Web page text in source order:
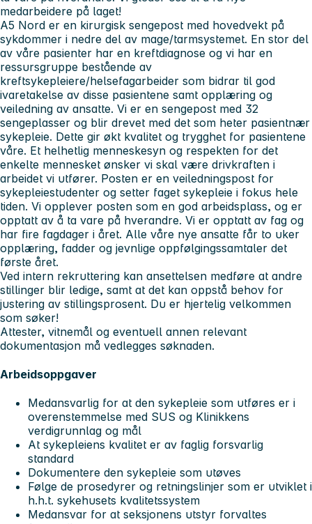
medarbeidere på laget!
A5 Nord er en kirurgisk sengepost med hovedvekt på
sykdommer i nedre del av mage/tarmsystemet. En stor del
av våre pasienter har en kreftdiagnose og vi har en
ressursgruppe bestående av
kreftsykepleiere/helsefagarbeider som bidrar til god
ivaretakelse av disse pasientene samt opplæring og
veiledning av ansatte. Vi er en sengepost med 32
sengeplasser og blir drevet med det som heter pasientnær
sykepleie. Dette gir økt kvalitet og trygghet for pasientene
våre. Et helhetlig menneskesyn og respekten for det
enkelte mennesket ønsker vi skal være drivkraften i
arbeidet vi utfører. Posten er en veiledningspost for
sykepleiestudenter og setter faget sykepleie i fokus hele
tiden. Vi opplever posten som en god arbeidsplass, og er
opptatt av å ta vare på hverandre. Vi er opptatt av fag og
har fire fagdager i året. Alle våre nye ansatte får to uker
opplæring, fadder og jevnlige oppfølgingssamtaler det
første året.
Ved intern rekruttering kan ansettelsen medføre at andre
stillinger blir ledige, samt at det kan oppstå behov for
justering av stillingsprosent. Du er hjertelig velkommen
som søker!
Attester, vitnemål og eventuell annen relevant
dokumentasjon må vedlegges søknaden.
Arbeidsoppgaver
Medansvarlig for at den sykepleie som utføres er i
overenstemmelse med SUS og Klinikkens
verdigrunnlag og mål
At sykepleiens kvalitet er av faglig forsvarlig
standard
Dokumentere den sykepleie som utøves
Følge de prosedyrer og retningslinjer som er utviklet i
h.h.t. sykehusets kvalitetssystem
Medansvar for at seksjonens utstyr forvaltes